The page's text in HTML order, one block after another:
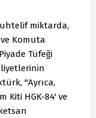
miktarda,
Komuta
Tüfeği
"Ayrıca,
Kiti HGK-84' ve